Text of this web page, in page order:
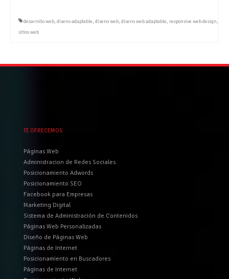
desarrollo web, diseno adaptable, diseno web, diseno web adaptable, responsive web design,
sitios web
TE OFRECEMOS
Páginas Web
Administracion de Redes Sociales
Posicionamiento Adwords
Posicionamiento SEO
Facebook para Empresas
Marketing Digital
Sistema de Administración de Contenidos
Páginas Web Personalizadas
Diseño de Páginas Web
Páginas de Internet
Posicionamiento en Buscadores
Páginas de Internet